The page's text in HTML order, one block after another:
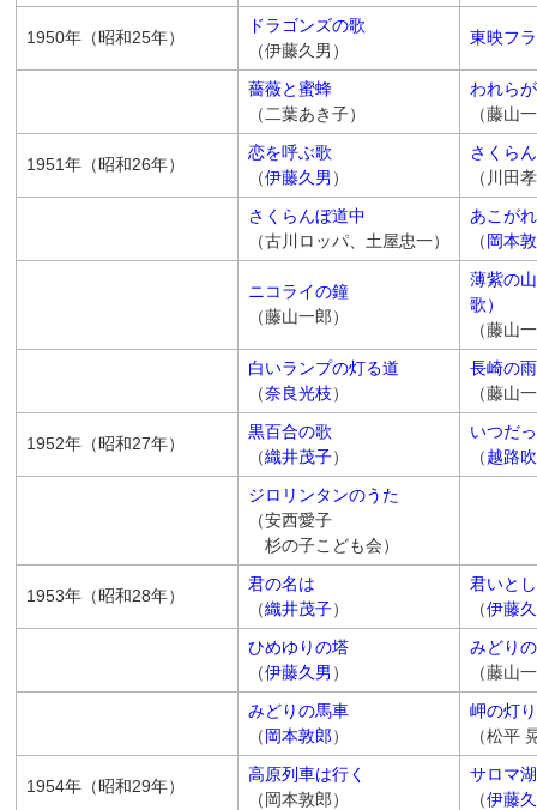
1950年（昭和25年）
ドラゴンズの歌
（伊藤久男）
東映フ
薔薇と蜜蜂
（二葉あき子）
われら
（藤山
1951年（昭和26年）
恋を呼ぶ歌
（伊藤久男 ）
さくら
（川田
さくらんぼ道中
（古川ロッパ、土屋忠一）
あこが
（岡本
ニコライの鐘
（藤山一郎）
薄紫の
歌）
（藤山
白いランプの灯る道
（奈良光枝）
長崎の雨
（藤山
1952年（昭和27年）
黒百合の歌
（織井茂子）
いつだ
（越路
ジロリンタンのうた
（安西愛子
杉の子こども会）
1953年（昭和28年）
君の名は
（織井茂子）
君いと
（伊藤
ひめゆりの塔
（伊藤久男 ）
みどり
（藤山
みどりの馬車
（岡本敦郎）
岬の灯り
（松平
1954年（昭和29年）
高原列車は行く
（岡本敦郎）
サロマ
（伊藤